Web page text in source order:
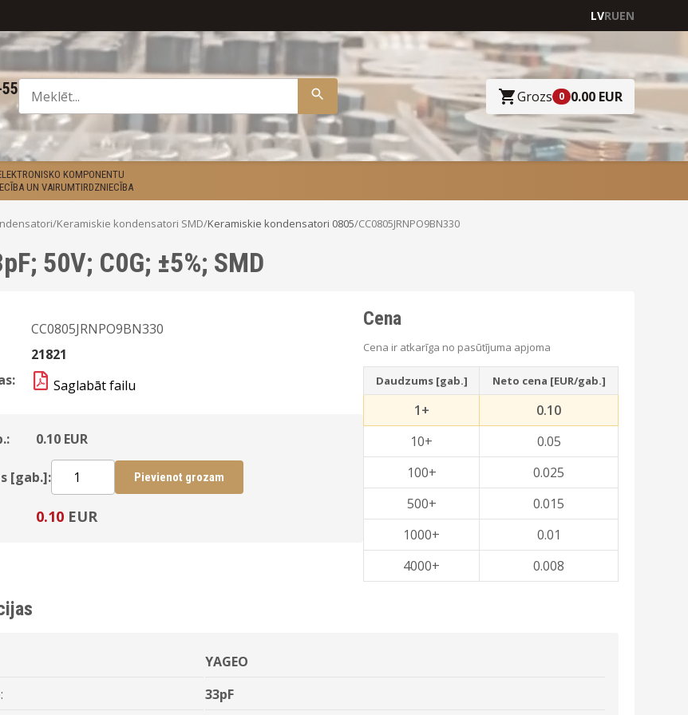
LVRUEN
Grozs 0 0.00 EUR
KOMPONENTU
UN VAIRUMTIRDZNIECĪBA
/Keramiskie kondensatori SMD/Keramiskie kondensatori 0805/CC0805JRNPO9BN330
50V; C0G; ±5%; SMD
CC0805JRNPO9BN330
21821
Saglabāt failu
0.10 EUR
[gab.]: Pievienot grozam
0.10 EUR
Cena
Cena ir atkarīga no pasūtījuma apjoma
Daudzums [gab.] Neto cena [EUR/gab.]
1+
0.10
10+
0.05
100+
0.025
500+
0.015
1000+
0.01
4000+
0.008
YAGEO
33pF